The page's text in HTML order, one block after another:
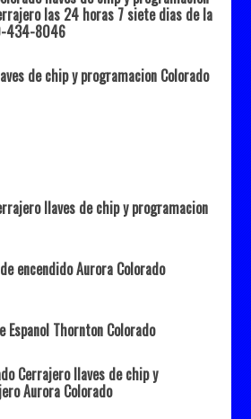
las 24 horas 7 siete dias de la
434-8046
de chip y programacion Colorado
llaves de chip y programacion
encendido Aurora Colorado
Espanol Thornton Colorado
Cerrajero llaves de chip y
Aurora Colorado